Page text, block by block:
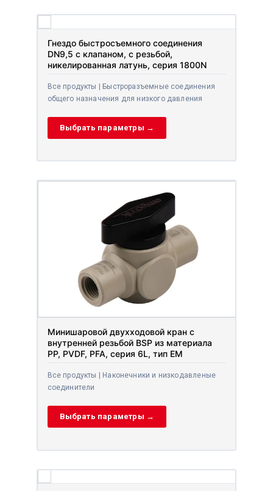
Гнездо быстросъемного соединения
DN9,5 с клапаном, с резьбой,
никелированная латунь, серия 1800N
Все продукты | Быстроразъемные соединения
общего назначения для низкого давления
Выбрать параметры →
Минишаровой двухходовой кран с
внутренней резьбой BSP из материала
PP, PVDF, PFA, серия 6L, тип EM
Все продукты | Наконечники и низкодавленые
соединители
Выбрать параметры →